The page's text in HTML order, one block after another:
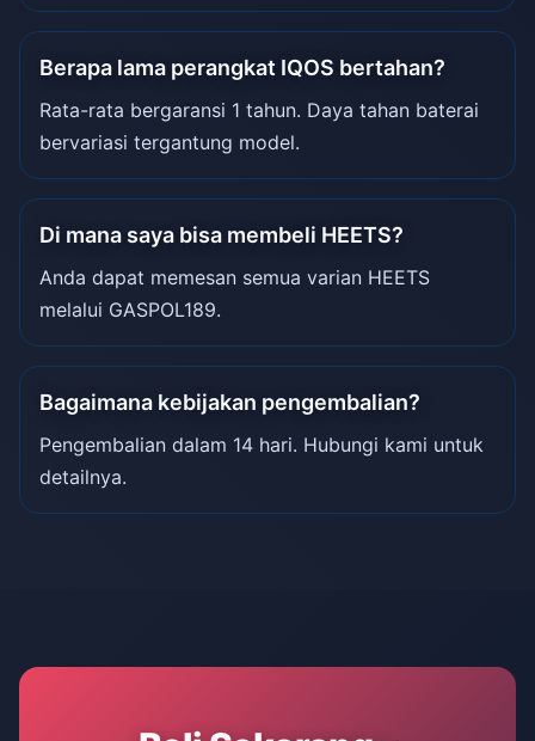
Berapa lama perangkat IQOS bertahan?
Rata-rata bergaransi 1 tahun. Daya tahan baterai
bervariasi tergantung model.
Di mana saya bisa membeli HEETS?
Anda dapat memesan semua varian HEETS
melalui GASPOL189.
Bagaimana kebijakan pengembalian?
Pengembalian dalam 14 hari. Hubungi kami untuk
detailnya.